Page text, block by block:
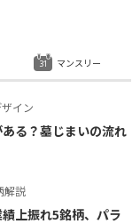
イン
ある？墓じまいの流れ
解説
績上振れ5銘柄、パラ
マンスリー